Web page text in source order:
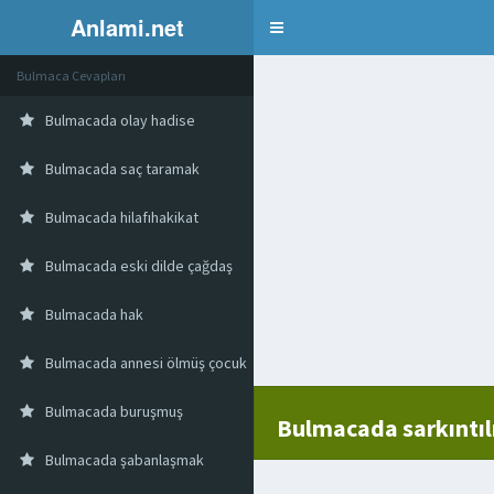
Anlami.net Bulmaca
Bulmacada
Bulmaca Cevapları
Bulmacada olay hadise
Bulmacada saç taramak
Bulmacada hilafıhakikat
Bulmacada eski dilde çağdaş
Bulmacada hak
Bulmacada annesi ölmüş çocuk
Bulmacada buruşmuş
Bulmacada şabanlaşmak